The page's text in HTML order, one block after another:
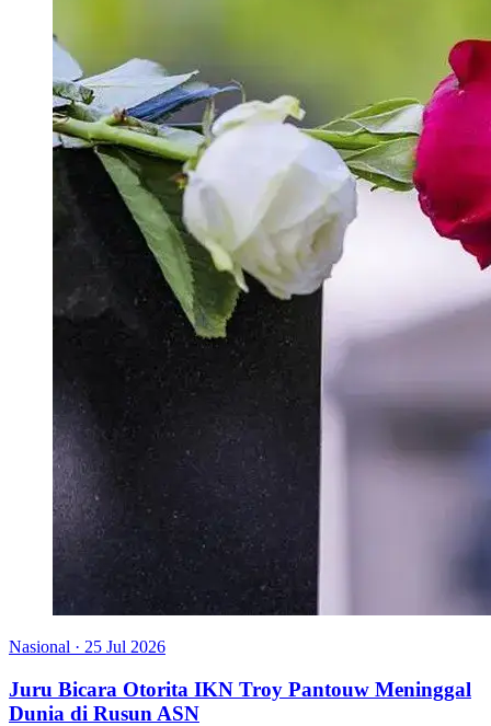
Nasional · 25 Jul 2026
Juru Bicara Otorita IKN Troy Pantouw Meninggal
Dunia di Rusun ASN